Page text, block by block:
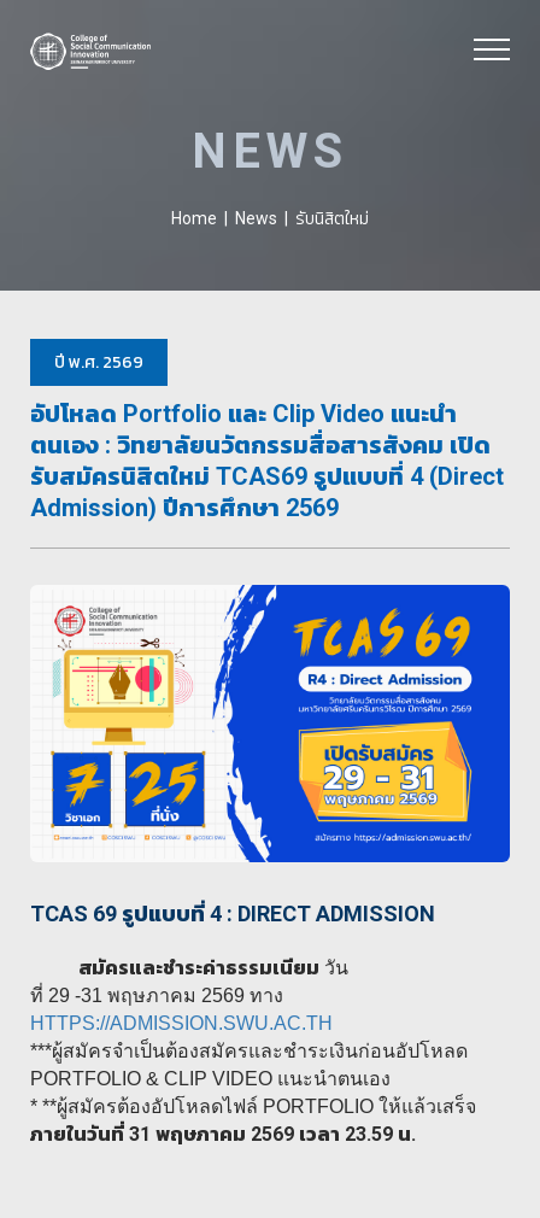
NEWS
Home News รับนิสิตใหม่
ปี พ.ศ. 2569
อัปโหลด Portfolio และ Clip Video แนะนำ
ตนเอง : วิทยาลัยนวัตกรรมสื่อสารสังคม เปิด
รับสมัครนิสิตใหม่ TCAS69 รูปแบบที่ 4 (Direct
Admission) ปีการศึกษา 2569
TCAS 69 รูปแบบที่ 4 : DIRECT ADMISSION
สมัครและชำระค่าธรรมเนียม วัน
ที่ 29 -31 พฤษภาคม 2569 ทาง
HTTPS://ADMISSION.SWU.AC.TH
***ผู้สมัครจำเป็นต้องสมัครและชำระเงินก่อนอัปโหลด
PORTFOLIO & CLIP VIDEO แนะนำตนเอง
* **ผู้สมัครต้องอัปโหลดไฟล์ PORTFOLIO ให้แล้วเสร็จ
ภายในวันที่ 31 พฤษภาคม 2569 เวลา 23.59 น.